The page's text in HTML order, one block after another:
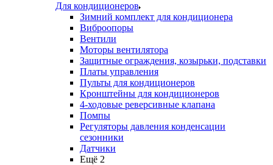
Для кондиционеров
Зимний комплект для кондиционера
Виброопоры
Вентили
Моторы вентилятора
Защитные ограждения, козырьки, подставки
Платы управления
Пульты для кондиционеров
Кронштейны для кондиционеров
4-ходовые реверсивные клапана
Помпы
Регуляторы давления конденсации
сезонники
Датчики
Ещё 2